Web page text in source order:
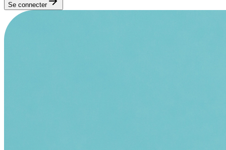
Se connecter